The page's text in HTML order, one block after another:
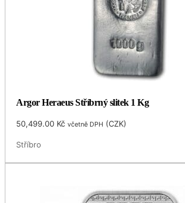
Argor Heraeus Stříbrný slitek 1 Kg
50,499.00 Kč včetně DPH (CZK)
Stříbro